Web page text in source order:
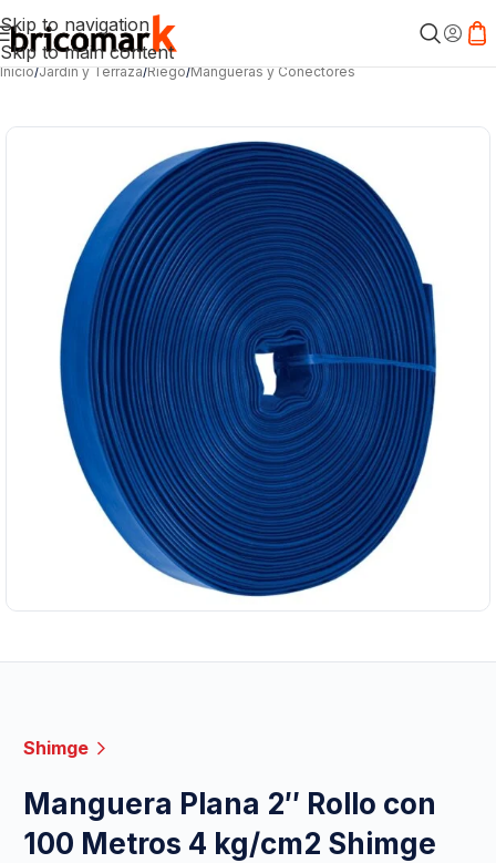
Skip to navigation
Skip to main content
Inicio/Jardín y Terraza/Riego/Mangueras y Conectores
Shimge
Manguera Plana 2″ Rollo con
100 Metros 4 kg/cm2 Shimge